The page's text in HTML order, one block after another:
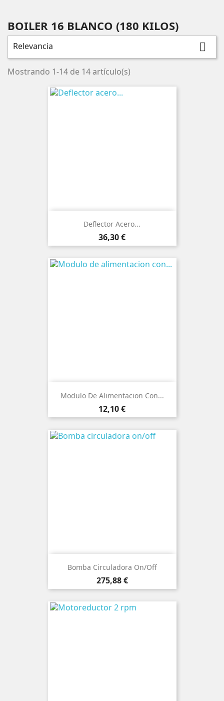
BOILER 16 BLANCO (180 KILOS)
Relevancia 
Mostrando 1-14 de 14 artículo(s)
Deflector Acero...
Precio
36,30 €
Modulo De Alimentacion Con...
Precio
12,10 €
Bomba Circuladora On/off
Precio
275,88 €